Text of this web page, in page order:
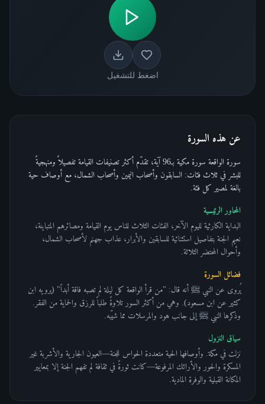
اضغط للتشغيل
عن هذه السورة
سورة الواقعة سورة مكية بـ96 آية، تقدّم أكثر تصنيفات القيامة تفصيلاً ومنهجيةً
للبشر في ثلاث فئات: السابقون وأصحاب اليمين وأصحاب الشمال، مع أوصاف حية
بالغة لمصير كل فئة.
المحاور الرئيسية
البداية الكارثية لليوم الآخر، الفئات الثلاث للناس يوم القيامة ومصائرهم المتباينة،
نعيم الجنة بتفاصيل استثنائية للسابقين والأبرار، عذاب جهنم لأصحاب الشمال،
وأحوال المحتضر الثلاثة.
فضائل السورة
يُروى عن النبي ﷺ أنه قال: "من قرأ الواقعة كل ليلة لم تصبه فاقة أبداً" (يرويه ابن
كثير عن ابن مسعود). وهي من أكثر السور تلاوةً طلباً للرزق والحماية من الفقر.
وذكرها النبي ﷺ إلى جانب هود والمرسلات مما شيّبه.
سياق النزول
نزلت في مكة. وأوصافها الحية متعددة الحواس للجنة—العيون الجارية والأشربة غير
المسكرة والحور والأرائك المرفوعة—كانت ثورةً في ثقافة لم تفهم الجنة إلا بمعايير
المكانة القبلية والوفرة المادية.